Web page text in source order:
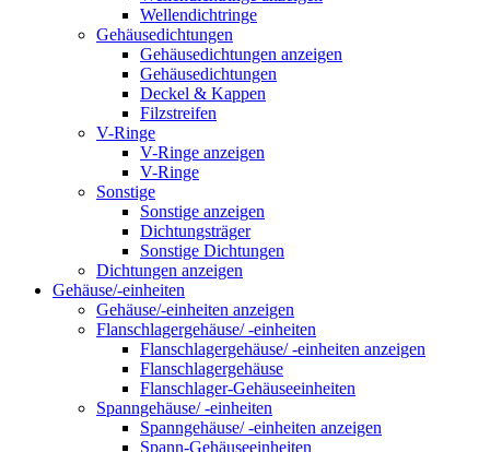
Wellendichtringe
Gehäusedichtungen
Gehäusedichtungen anzeigen
Gehäusedichtungen
Deckel & Kappen
Filzstreifen
V-Ringe
V-Ringe anzeigen
V-Ringe
Sonstige
Sonstige anzeigen
Dichtungsträger
Sonstige Dichtungen
Dichtungen anzeigen
Gehäuse/-einheiten
Gehäuse/-einheiten anzeigen
Flanschlagergehäuse/ -einheiten
Flanschlagergehäuse/ -einheiten anzeigen
Flanschlagergehäuse
Flanschlager-Gehäuseeinheiten
Spanngehäuse/ -einheiten
Spanngehäuse/ -einheiten anzeigen
Spann-Gehäuseeinheiten